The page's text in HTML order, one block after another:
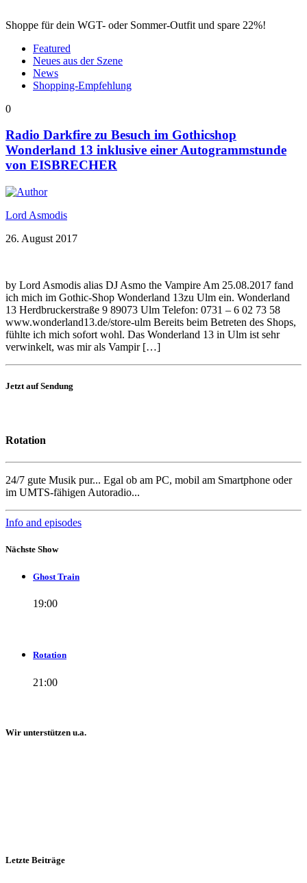
Shoppe für dein WGT- oder Sommer-Outfit und spare 22%!
Featured
Neues aus der Szene
News
Shopping-Empfehlung
0
Radio Darkfire zu Besuch im Gothicshop
Wonderland 13 inklusive einer Autogrammstunde
von EISBRECHER
Lord Asmodis
26. August 2017
by Lord Asmodis alias DJ Asmo the Vampire Am 25.08.2017 fand
ich mich im Gothic-Shop Wonderland 13zu Ulm ein. Wonderland
13 Herdbruckerstraße 9 89073 Ulm Telefon: 0731 – 6 02 73 58
www.wonderland13.de/store-ulm Bereits beim Betreten des Shops,
fühlte ich mich sofort wohl. Das Wonderland 13 in Ulm ist sehr
verwinkelt, was mir als Vampir […]
Jetzt auf Sendung
Rotation
24/7 gute Musik pur... Egal ob am PC, mobil am Smartphone oder
im UMTS-fähigen Autoradio...
Info and episodes
Nächste Show
Ghost Train
19:00
Rotation
21:00
Wir unterstützen u.a.
Letzte Beiträge